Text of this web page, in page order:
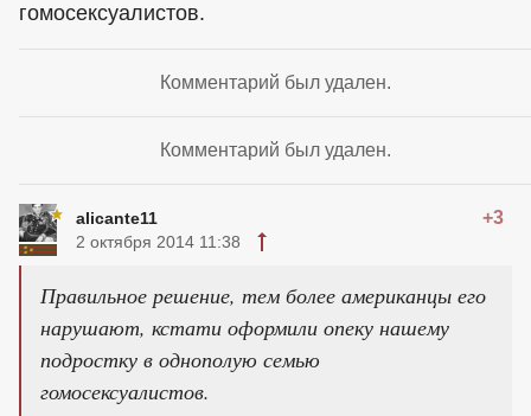
гомосексуалистов.
Комментарий был удален.
Комментарий был удален.
alicante11 +3
2 октября 2014 11:38
Правильное решение, тем более американцы его
нарушают, кстати оформили опеку нашему
подростку в однополую семью
гомосексуалистов.